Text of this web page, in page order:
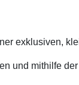
exklusiven,
und mithilfe